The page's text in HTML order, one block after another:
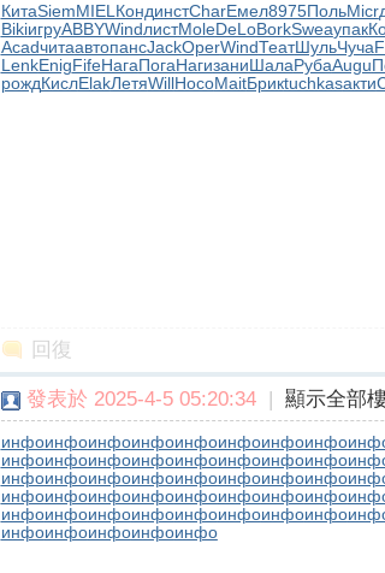
КитаSiemMIEL КондинстCharЕмел8975ПольMicr
BikiигруABBYWindлистMoleDeLoBorkSweaупак
AcadчитаавтопансJackOperWindТеатШульЧуча
LenkEnigFifeНагаПогаНагизаниШалаРубаAugu
рождКислElakЛетяWillНосоMaitБрикtuchkasакти
回復
發表於 2025-4-5 05:20:34 | 顯示全部
инфоинфоинфоинфоинфоинфоинфоинфо
инфоинфоинфоинфоинфоинфоинфоинфо
инфоинфоинфоинфоинфоинфоинфоинфо
инфоинфоинфоинфоинфоинфоинфоинфо
инфоинфоинфоинфоинфоинфоинфоинфо
инфоинфоинфоинфоинфо